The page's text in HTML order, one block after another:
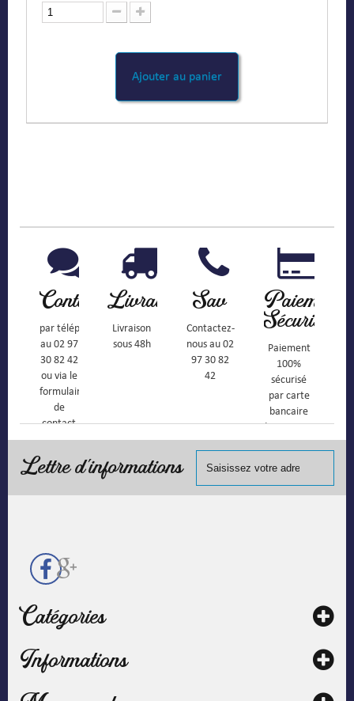
Ajouter au panier
Contact
par téléphone
au 02 97
30 82 42
ou via le
formulaire
de
contact
Livraison
Livraison
sous 48h
Sav
Contactez-
nous au 02
97 30 82
42
Paiement
Sécurisé
Paiement
100%
sécurisé
par carte
bancaire
(Mastercard,
Visa, ...) et
Lettre d'informations
Catégories
Informations